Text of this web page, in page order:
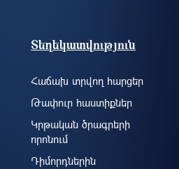
Տեղեկատվություն
Հաճախ տրվող հարցեր
Թափուր հաստիքներ
Կրթական ծրագրերի
որոնում
Դիմորդներին